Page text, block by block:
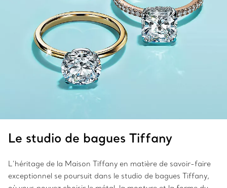
Le studio de bagues Tiffany
L’héritage de la Maison Tiffany en matière de savoir-faire
exceptionnel se poursuit dans le studio de bagues Tiffany,